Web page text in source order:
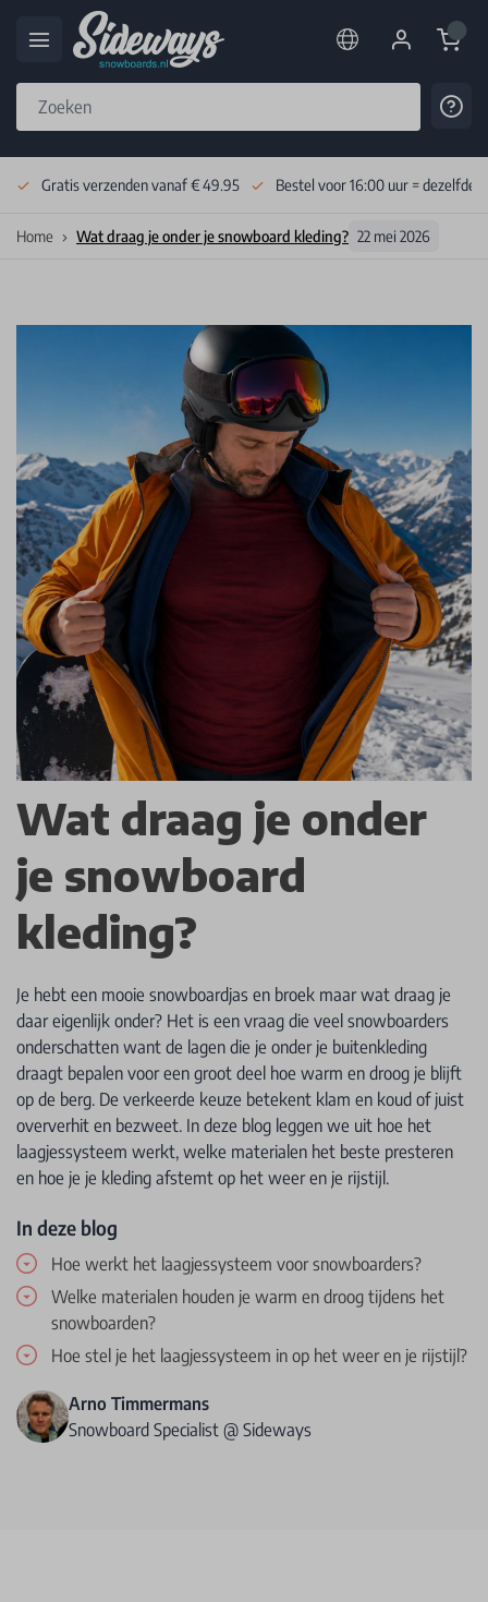
Cart
Gratis verzenden vanaf € 49.95 Bestel voor 16:00 uur = dezelfde
Home Wat draag je onder je snowboard kleding? 22 mei 2026
Wat draag je onder
je snowboard
kleding?
Je hebt een mooie snowboardjas en broek maar wat draag je
daar eigenlijk onder? Het is een vraag die veel snowboarders
onderschatten want de lagen die je onder je buitenkleding
draagt bepalen voor een groot deel hoe warm en droog je blijft
op de berg. De verkeerde keuze betekent klam en koud of juist
oververhit en bezweet. In deze blog leggen we uit hoe het
laagjessysteem werkt, welke materialen het beste presteren
en hoe je je kleding afstemt op het weer en je rijstijl.
In deze blog
Hoe werkt het laagjessysteem voor snowboarders?
Welke materialen houden je warm en droog tijdens het
snowboarden?
Hoe stel je het laagjessysteem in op het weer en je rijstijl?
Arno Timmermans
Snowboard Specialist @ Sideways